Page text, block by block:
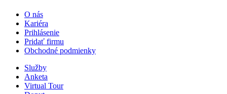
O nás
Kariéra
Prihlásenie
Pridať firmu
Obchodné podmienky
Služby
Anketa
Virtual Tour